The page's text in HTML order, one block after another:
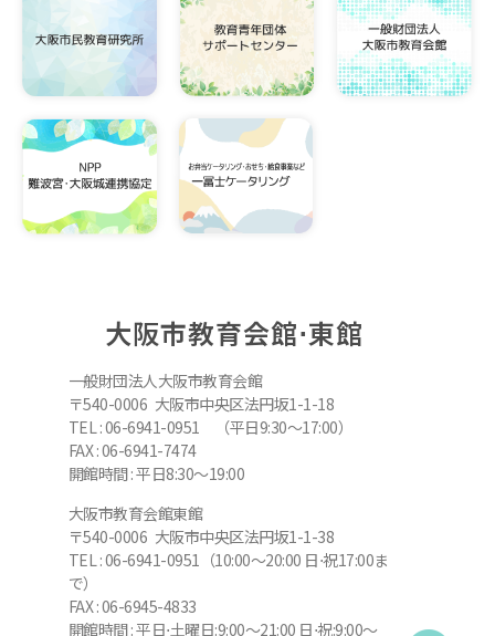
大阪市教育会館⋅東館
一般財団法人大阪市教育会館
〒540-0006 大阪市中央区法円坂1-1-18
TEL : 06-6941-0951 （平日9:30～17:00）
FAX : 06-6941-7474
開館時間 : 平日8:30～19:00
大阪市教育会館東館
〒540-0006 大阪市中央区法円坂1-1-38
TEL : 06-6941-0951（10:00～20:00 日⋅祝17:00ま
で）
FAX : 06-6945-4833
開館時間 : 平日⋅土曜日:9:00～21:00 日⋅祝:9:00～